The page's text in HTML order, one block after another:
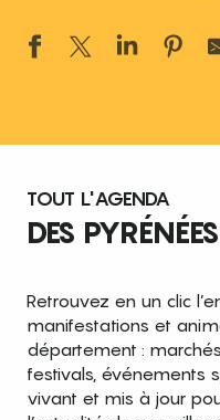
TOUT L'AGENDA
DES
Retrouvez en un clic
manifestations et
département :
festivals, événements
vivant et mis à jour